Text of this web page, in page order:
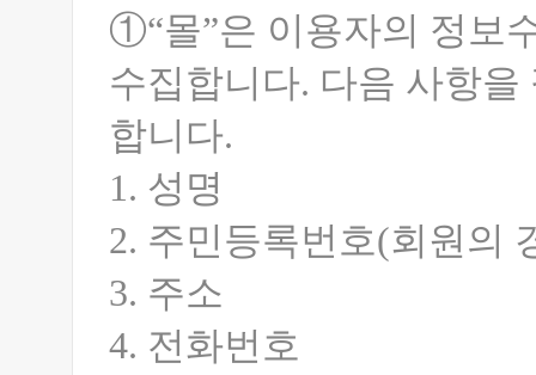
①“몰”은 이용자의 정보
수집합니다. 다음 사항
합니다.
1. 성명
2. 주민등록번호(회원의
3. 주소
4. 전화번호